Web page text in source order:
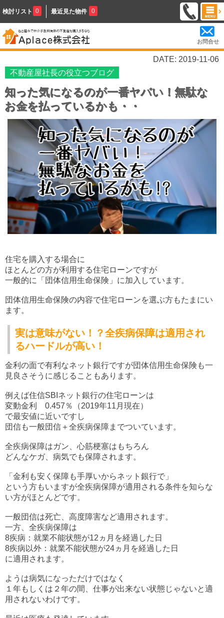
検討リスト 0 最近見た物件 0
お問合せ
DATE: 2019-11-06
不動産屋社長の役立つブログ
知った気になるのが一番ヤバい！無駄な
お金を払っているかも・・
住宅を購入する場合に
ほとんどの方が利用する住宅ローンですが
一般的に「団体信用生命保険」に加入しています。
団体信用生命保険の内容で住宅ローンを選ぶ方もたまにい
ます。
実は意味がない！？全疾病保障は適用され
るハードルが高い！
金利の面で有利なネット銀行ですが団体信用生命保険も一
見良さそうに感じることもあります。
例えば住信SBIネット銀行の住宅ローンは
変動金利 0.457％（2019年11月現在）
で最安値に近いですし
団信も一般団信＋全疾病保障までついています。
全疾病保障はガン、心筋梗塞はもちろん
どんなケガ、病気でも保障されます。
「金利も安く保障も手厚いからネット銀行で」
という方もいますが全疾病保障が適用される条件を知らな
い方がほとんどです。
一般団信は死亡、高度障害など適用されます。
一方、全疾病保障は
8疾病：就業不能状態が12ヵ月を経過した日
8疾病以外：就業不能状態が24ヵ月を経過した日
に適用されます。
ようは病気になっただけではなく
１年もしくは２年の間、仕事が出来ない状態じゃないと適
用されないわけです。